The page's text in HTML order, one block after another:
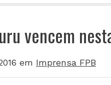
vencem
em Imprensa FPB